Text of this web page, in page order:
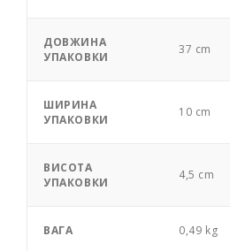
ДОВЖИНА
УПАКОВКИ
37 cm
ШИРИНА
УПАКОВКИ
10 cm
ВИСОТА
УПАКОВКИ
4,5 cm
ВАГА 0,49 kg